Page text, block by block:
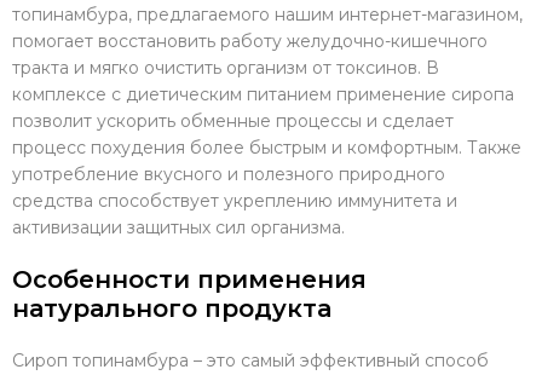
топинамбура, предлагаемого нашим интернет-магазином,
помогает восстановить работу желудочно-кишечного
тракта и мягко очистить организм от токсинов. В
комплексе с диетическим питанием применение сиропа
позволит ускорить обменные процессы и сделает
процесс похудения более быстрым и комфортным. Также
употребление вкусного и полезного природного
средства способствует укреплению иммунитета и
активизации защитных сил организма.
Особенности применения
натурального продукта
Сироп топинамбура – это самый эффективный способ